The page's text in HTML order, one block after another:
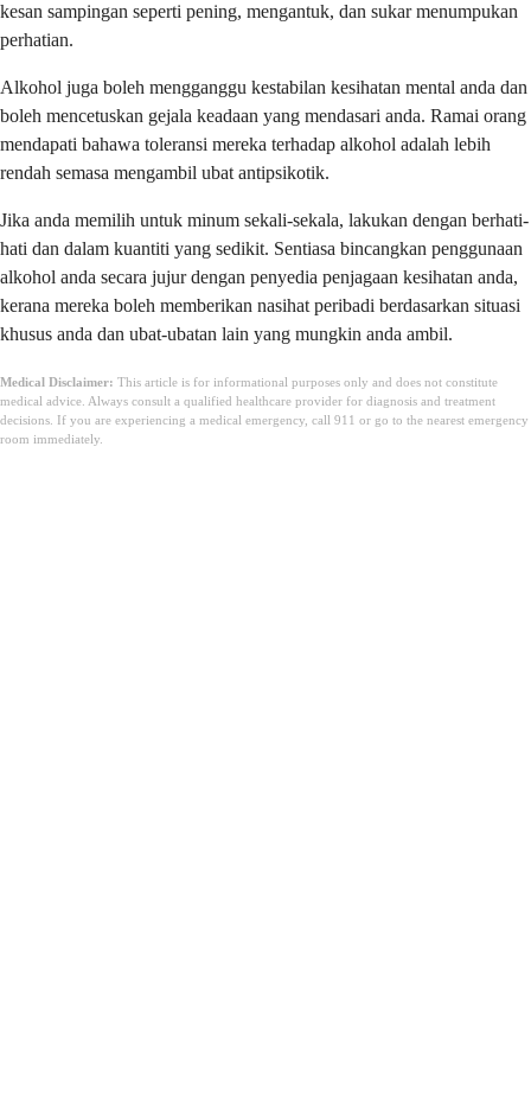
kesan sampingan seperti pening, mengantuk, dan sukar menumpukan
perhatian.
Alkohol juga boleh mengganggu kestabilan kesihatan mental anda dan
boleh mencetuskan gejala keadaan yang mendasari anda. Ramai orang
mendapati bahawa toleransi mereka terhadap alkohol adalah lebih
rendah semasa mengambil ubat antipsikotik.
Jika anda memilih untuk minum sekali-sekala, lakukan dengan berhati-
hati dan dalam kuantiti yang sedikit. Sentiasa bincangkan penggunaan
alkohol anda secara jujur dengan penyedia penjagaan kesihatan anda,
kerana mereka boleh memberikan nasihat peribadi berdasarkan situasi
khusus anda dan ubat-ubatan lain yang mungkin anda ambil.
Medical Disclaimer: This article is for informational purposes only and does not constitute
medical advice. Always consult a qualified healthcare provider for diagnosis and treatment
decisions. If you are experiencing a medical emergency, call 911 or go to the nearest emergency
room immediately.